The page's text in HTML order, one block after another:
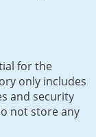
for the
only includes
and security
not store any